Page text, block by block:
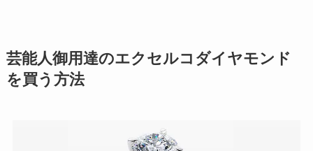
芸能人御用達のエクセルコダイヤモンド
を買う方法